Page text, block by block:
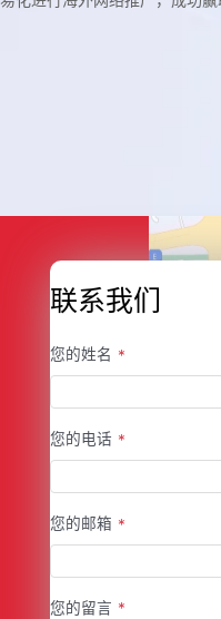
联系我们
您的姓名 *
您的电话 *
您的邮箱 *
您的留言 *